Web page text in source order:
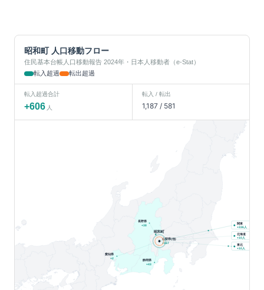
昭和町人口移動フロー
住民基本台帳人口移動報告 2024年・日本人移動者（e-Stat）
転入超過
転出超過
転入超過合計
+606 人
転入 / 転出
1,187 / 581
山梨県(他)
+167
静岡県
+43
長野県
+38
愛知県
+2
昭和町
関東
+336人
北海道
+10人
東北
+10人